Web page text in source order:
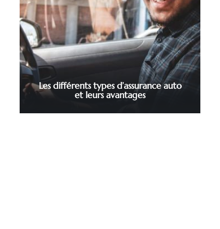
Les différents types d’assurance auto
et leurs avantages